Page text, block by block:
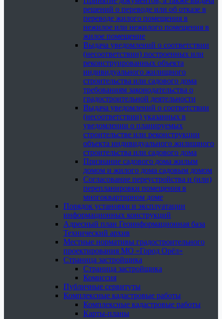
решений о переводе или об отказе в
переводе жилого помещения в
нежилое или нежилого помещения в
жилое помещение
Выдача уведомлений о соответствии
(несоответствии) построенных или
реконструированных объекта
индивидуального жилищного
строительства или садового дома
требованиям законодательства о
градостроительной деятельности
Выдача уведомлений о соответствии
(несоответствии) указанных в
уведомлении о планируемых
строительстве или реконструкции
объекта индивидуального жилищного
строительства или садового дома
Признание садового дома жилым
домом и жилого дома садовым домом
Согласование переустройства и (или)
перепланировки помещения в
многоквартирном доме
Порядок установки и эксплуатации
информационных конструкций
Адресный план Геоинформационная база
Технический архив
Местные нормативы градостроительного
проектирования МО «Город Орёл»
Страница застройщика
Страница застройщика
Комиссия
Публичные сервитуты
Комплексные кадастровые работы
Комплексные кадастровые работы
Карты-планы